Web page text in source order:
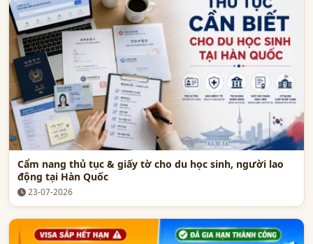
Cẩm nang thủ tục & giấy tờ cho du học sinh, người lao
động tại Hàn Quốc
23-07-2026